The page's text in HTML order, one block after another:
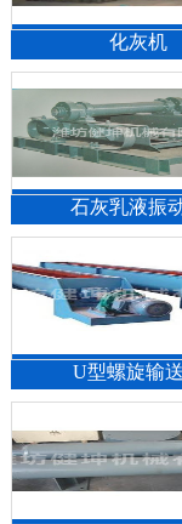
化灰机
石灰乳液振
U型螺旋输